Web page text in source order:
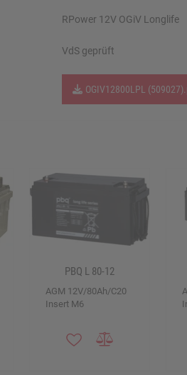
RPower 12V OGiV Longlife
VdS geprüft
OGIV12800LPL
PBQ L 80-12
AGM 12V/80Ah/C20
Insert M6